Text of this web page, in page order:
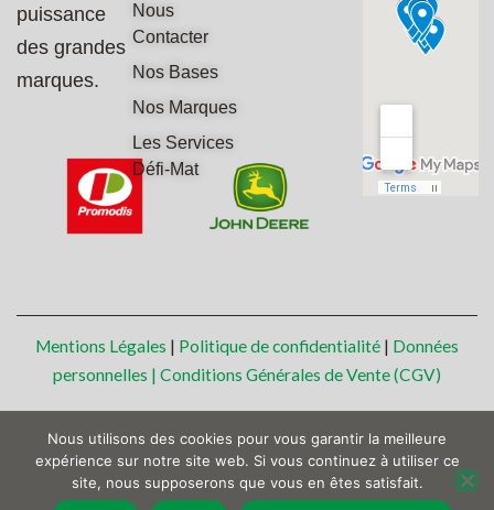
puissance
des grandes
marques.
Nous
Contacter
Nos Bases
Nos Marques
Les Services
Défi-Mat
Mentions Légales | Politique de confidentialité | Données
personnelles | Conditions Générales de Vente (CGV)
Nous utilisons des cookies pour vous garantir la meilleure
expérience sur notre site web. Si vous continuez à utiliser ce
site, nous supposerons que vous en êtes satisfait.